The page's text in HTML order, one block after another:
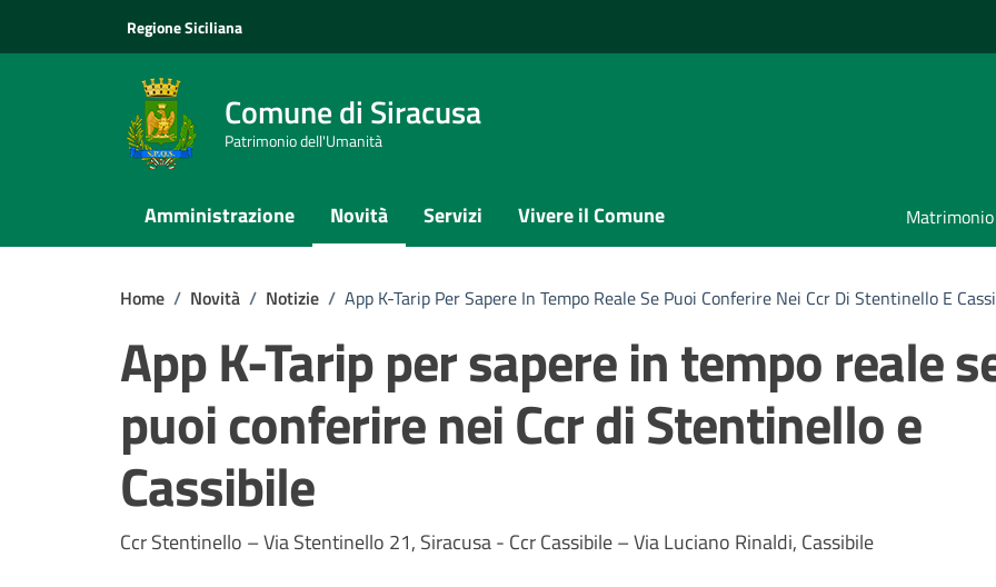
Regione Siciliana
Comune di Siracusa
Patrimonio dell'Umanità
Amministrazione Novità Servizi Vivere il Comune Matrimonio
Home / Novità / Notizie / App K-Tarip Per Sapere In Tempo Reale Se Puoi Conferire Nei Ccr Di Stentinello E
App K-Tarip per sapere in tempo reale
puoi conferire nei Ccr di Stentinello e
Cassibile
Dettagli della notizia
Ccr Stentinello – Via Stentinello 21, Siracusa - Ccr Cassibile – Via Luciano Rinaldi, Cassibile